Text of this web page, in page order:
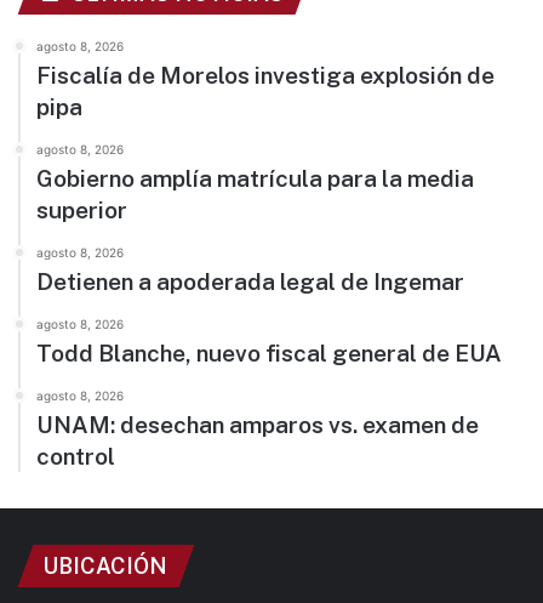
agosto 8, 2026
Fiscalía de Morelos investiga explosión de
pipa
agosto 8, 2026
Gobierno amplía matrícula para la media
superior
agosto 8, 2026
Detienen a apoderada legal de Ingemar
agosto 8, 2026
Todd Blanche, nuevo fiscal general de EUA
agosto 8, 2026
UNAM: desechan amparos vs. examen de
control
UBICACIÓN